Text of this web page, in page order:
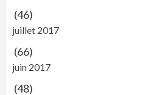
(46)
juillet 2017
(66)
juin 2017
(48)